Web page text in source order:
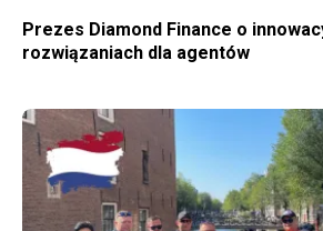
Prezes Diamond Finance o
rozwiązaniach dla agentów